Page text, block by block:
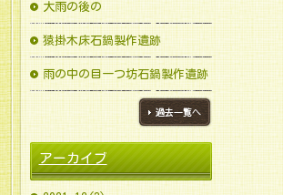
大雨の後の
猿掛木床石鍋製作遺跡
雨の中の目一つ坊石鍋製作遺跡
ブログ一覧へ
アーカイブ